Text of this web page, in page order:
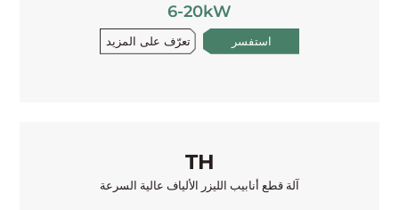
6-20kW
تعرّف على المزيد استفسر
TH
آلة قطع أنابيب الليزر الألياف عالية السرعة